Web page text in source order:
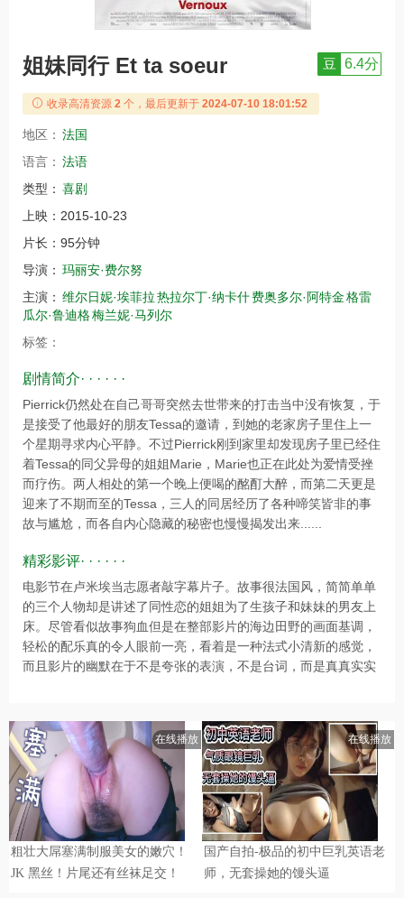
姐妹同行 Et ta soeur 豆 6.4分
收录高清资源 2 个，最后更新于 2024-07-10 18:01:52
地区： 法国
语言： 法语
类型： 喜剧
上映： 2015-10-23
片长： 95分钟
导演： 玛丽安·费尔努
主演： 维尔日妮·埃菲拉热拉尔丁·纳卡什费奥多尔·阿特金格雷
瓜尔·鲁迪格梅兰妮·马列尔
标签：
剧情简介· · · · · ·
Pierrick仍然处在自己哥哥突然去世带来的打击当中没有恢复，于
是接受了他最好的朋友Tessa的邀请，到她的老家房子里住上一
个星期寻求内心平静。不过Pierrick刚到家里却发现房子里已经住
着Tessa的同父异母的姐姐Marie，Marie也正在此处为爱情受挫
而疗伤。两人相处的第一个晚上便喝的酩酊大醉，而第二天更是
迎来了不期而至的Tessa，三人的同居经历了各种啼笑皆非的事
故与尴尬，而各自内心隐藏的秘密也慢慢揭发出来......
精彩影评· · · · · ·
电影节在卢米埃当志愿者敲字幕片子。故事很法国风，简简单单
的三个人物却是讲述了同性恋的姐姐为了生孩子和妹妹的男友上
床。尽管看似故事狗血但是在整部影片的海边田野的画面基调，
轻松的配乐真的令人眼前一亮，看着是一种法式小清新的感觉，
而且影片的幽默在于不是夸张的表演，不是台词，而是真真实实